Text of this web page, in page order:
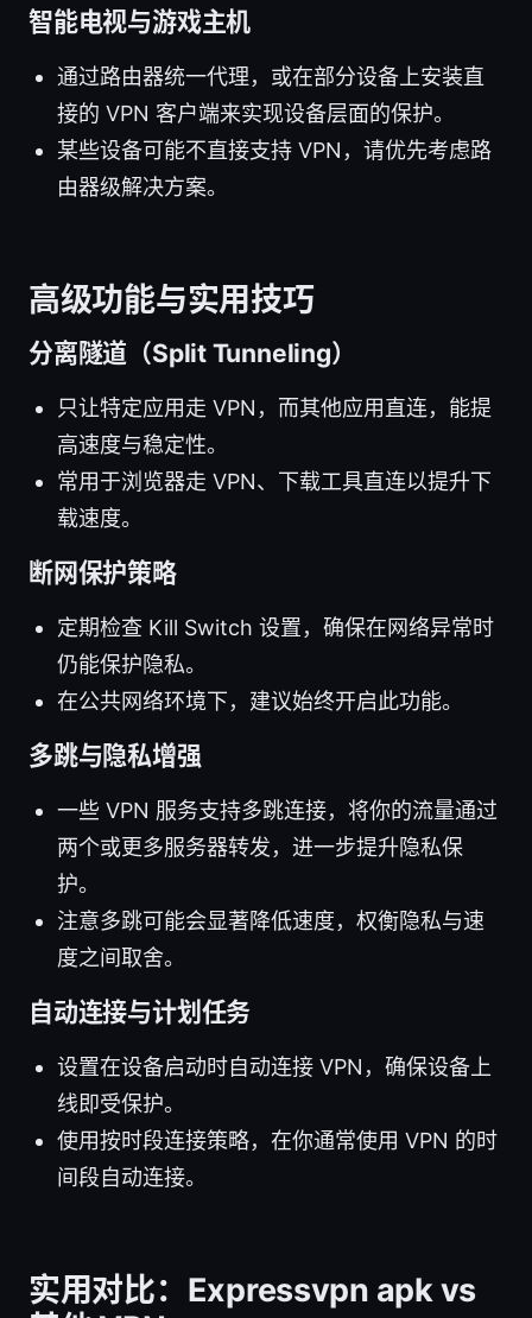
智能电视与游戏主机
通过路由器统一代理，或在部分设备上安装直
接的 VPN 客户端来实现设备层面的保护。
某些设备可能不直接支持 VPN，请优先考虑路
由器级解决方案。
高级功能与实用技巧
分离隧道（Split Tunneling）
只让特定应用走 VPN，而其他应用直连，能提
高速度与稳定性。
常用于浏览器走 VPN、下载工具直连以提升下
载速度。
断网保护策略
定期检查 Kill Switch 设置，确保在网络异常时
仍能保护隐私。
在公共网络环境下，建议始终开启此功能。
多跳与隐私增强
一些 VPN 服务支持多跳连接，将你的流量通过
两个或更多服务器转发，进一步提升隐私保
护。
注意多跳可能会显著降低速度，权衡隐私与速
度之间取舍。
自动连接与计划任务
设置在设备启动时自动连接 VPN，确保设备上
线即受保护。
使用按时段连接策略，在你通常使用 VPN 的时
间段自动连接。
实用对比：Expressvpn apk vs